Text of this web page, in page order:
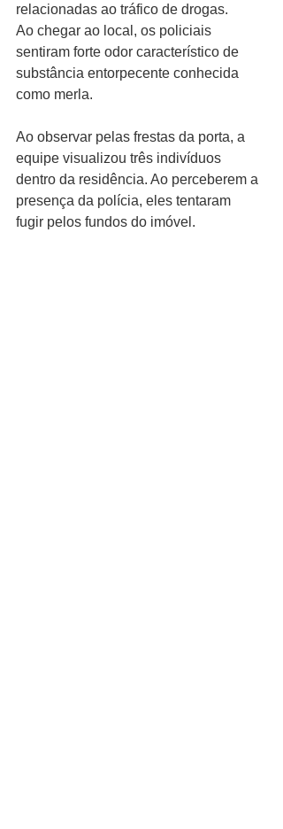
relacionadas ao tráfico de drogas.
Ao chegar ao local, os policiais
sentiram forte odor característico de
substância entorpecente conhecida
como merla.
Ao observar pelas frestas da porta, a
equipe visualizou três indivíduos
dentro da residência. Ao perceberem a
presença da polícia, eles tentaram
fugir pelos fundos do imóvel.